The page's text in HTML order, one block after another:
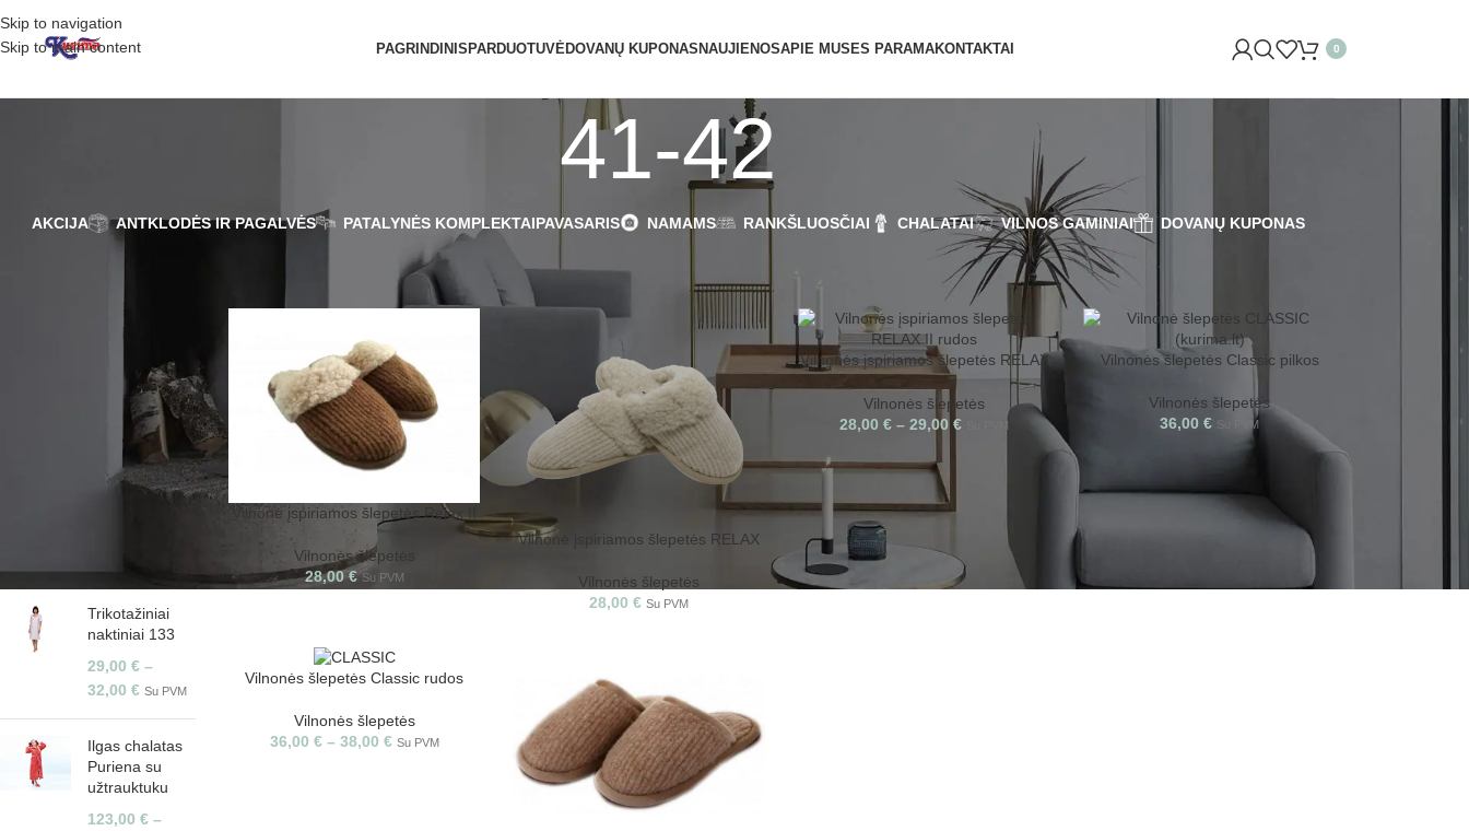
Skip to navigation
Skip to main content
PAGRINDINIS PARDUOTUVĖDOVANŲ KUPONAS NAUJIENOSAPIE MUS ES PARAMAKONTAKTAI 0
41-42
AKCIJA ANTKLODĖS IR PAGALVĖS PATALYNĖS KOMPLEKTAIPAVASARIS NAMAMS RANKŠLUOSČIAI CHALATAI VILNOS GAMINIAI DOVANŲ KUPONAS
PERKAMIAUSI
Trikotažiniai
naktiniai 133
29,00 € –
32,00 € Su PVM
Ilgas chalatas
Puriena su
užtrauktuku
123,00 € –
41-42 12 18 24
Vilnonė įspiriamos šlepetės Relax II
Vilnonės šlepetės
28,00€ Su PVM
Vilnonė įspiriamos šlepetės RELAX
Vilnonės šlepetės
28,00€ Su PVM
Vilnonės įspiriamos šlepetės RELAX
II rudos
Vilnonės šlepetės
28,00€ – 29,00€ Su PVM
Vilnonės šlepetės Classic pilkos
Vilnonės šlepetės
36,00 € Su PVM
Vilnonės šlepetės Classic rudos
Vilnonės šlepetės
36,00 € – 38,00 € Su PVM